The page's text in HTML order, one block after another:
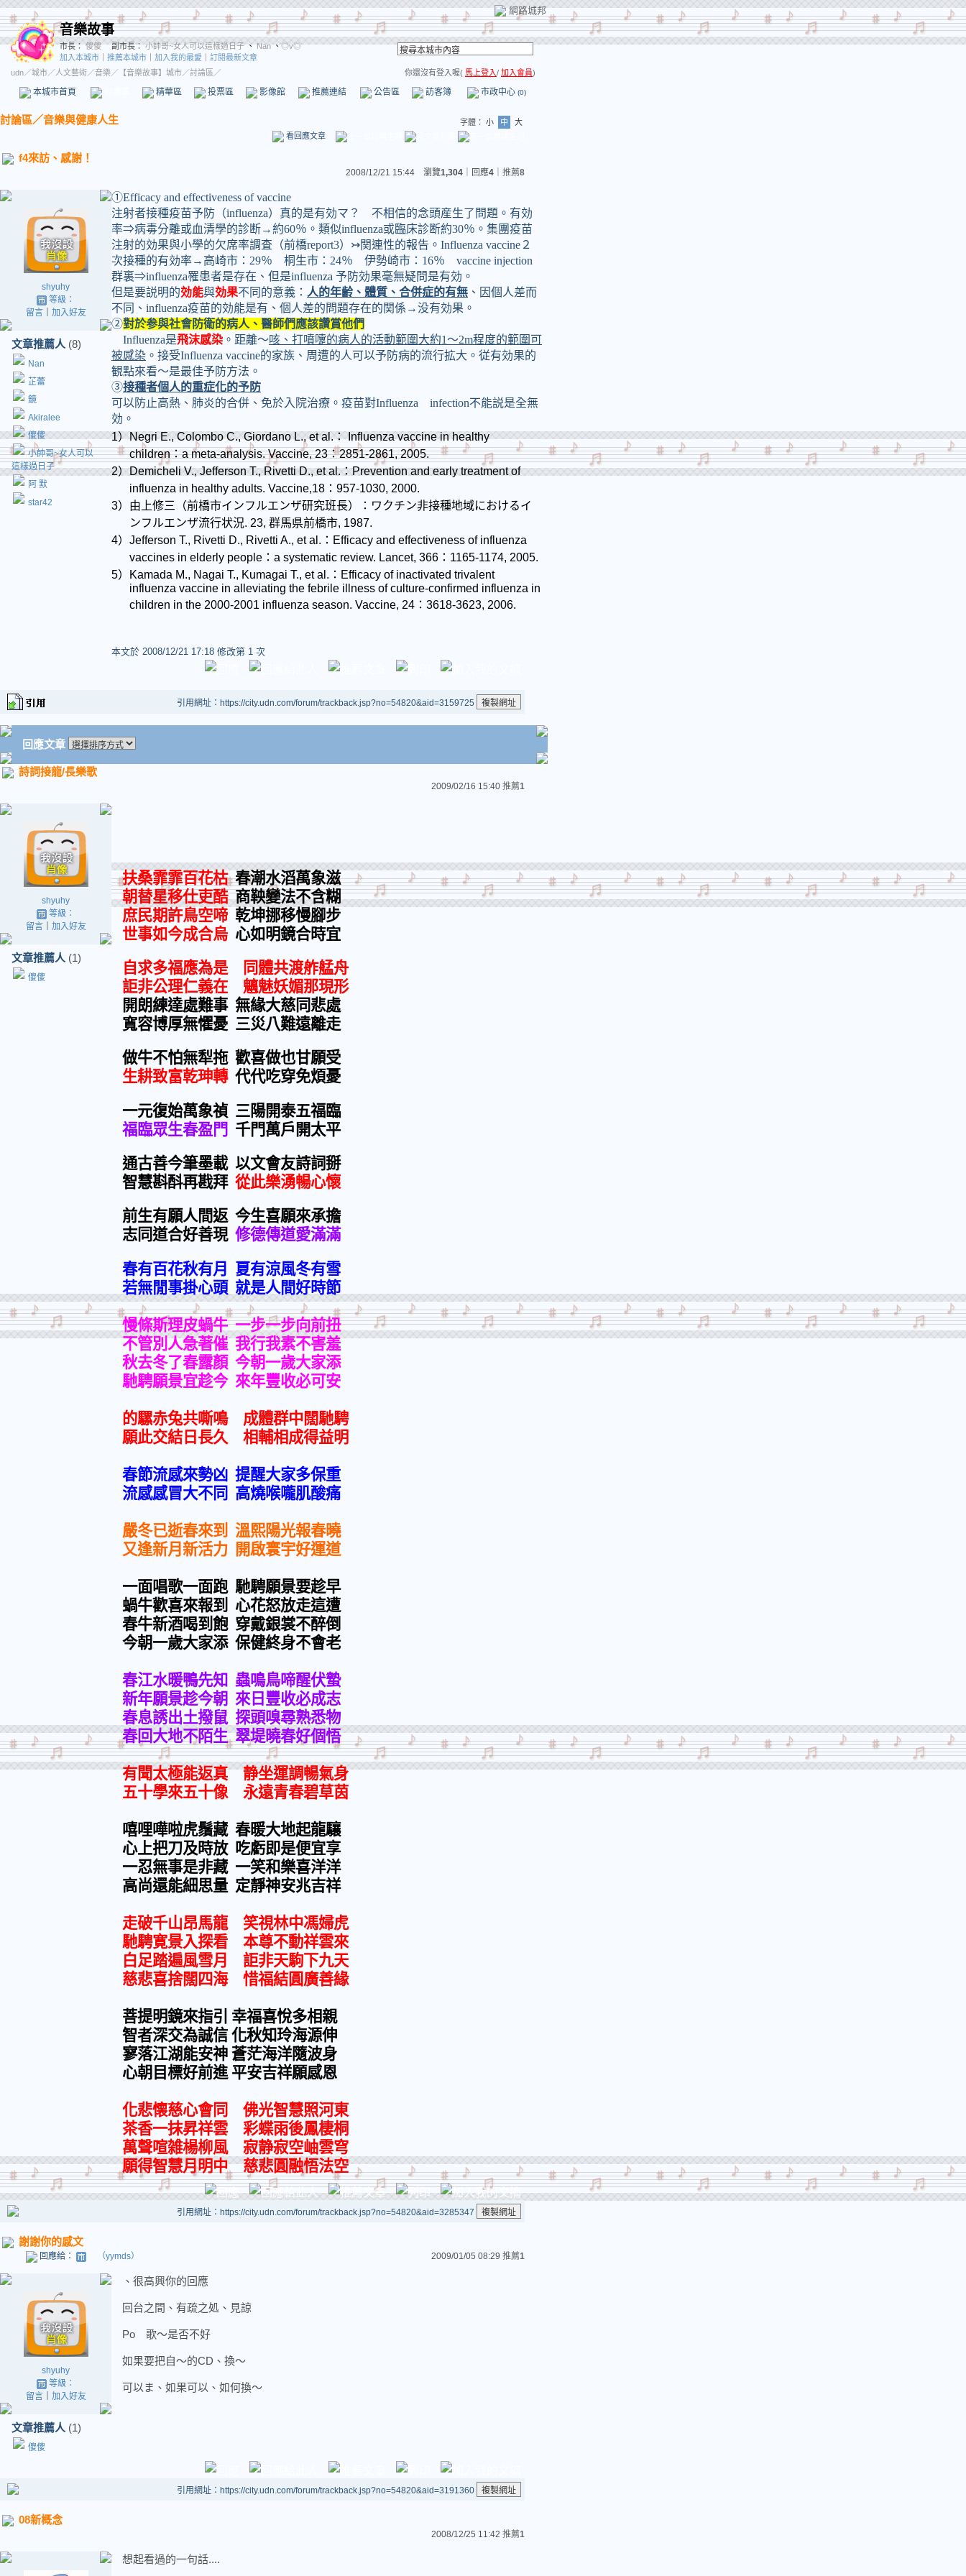
網路城邦
音樂故事
市長： 傻傻 副市長： 小帥哥~女人可以這樣過日子、 Nan、◎v◎
加入本城市
推薦本城市 加入我的最愛
訂閱最新文章
udn／城市／人文藝術／音樂／ 【音樂故事】城市／討論區／ 你還沒有登入喔( 馬上登入/ 加入會員)
本城市首頁 精華區 投票區 影像館 推薦連結 公告區 訪客簿 市政中心 (0)
討論區／音樂與健康人生 字體： 小 中
大
看回應文章
f4來訪、感謝！
2008/12/21 15:44 瀏覽1,304 ｜回應4 推薦8
shyuhy
等級：
留言｜ 加入好友
文章推薦人 (8)
Nan
芷蕾
鏡
Akiralee
傻傻
小帥哥~女人可以
這樣過日子
阿 默
star42
①Efficacy and effectiveness of vaccine
注射者接種疫苗予防（influenza） 真的是有効マ？ 不相信的念頭産生了問題。有効
率⇒病毒分離或血清學的診断→約60％。類似influenza或臨床診断約30％。集團疫苗
注射的効果與小學的欠席率調査（前橋report3）↣関連性的報告。 Influenza vaccine ２
次接種的有効率→高崎市： 29％ 桐生市： 24％ 伊勢崎市： 16％ vaccine injection
群裏⇒influenza罹患者是存在、但是influenza 予防効果毫無疑問是有効。
但是要説明的効能與効果不同的意義： 人的年齢、體質、合併症的有無 、因個人差而
不同、 influenza疫苗的効能是有、個人差的問題存在的関係→没有効果。
②對於参與社會防衛的病人、醫師們應該讚賞他們
Influenza是飛沫感染 。距離～咳、打噴嚔的病人的活動範圍大約1～2m程度的範圍可
被感染 。接受Influenza vaccine的家族、周遭的人可以予防病的流行拡大。従有効果的
観點來看～是最佳予防方法。
③接種者個人的重症化的予防
可以防止高熱、肺炎的合併、免於入院治療。疫苗對Influenza infection不能説是全無
効。
1）Negri E., Colombo C., Giordano L., et al.：Influenza vaccine in healthy
children：a meta-analysis. Vaccine, 23：2851-2861, 2005.
2）Demicheli V., Jefferson T., Rivetti D., et al.：Prevention and early treatment of
influenza in healthy adults. Vaccine,18 ： 957-1030, 2000.
3） 由上修三（前橋市インフルエンザ研究班長）：ワクチン非接種地域におけるイ
ンフルエンザ流行状況. 23, 群馬県前橋市, 1987.
4） Jefferson T., Rivetti D., Rivetti A., et al. ： Efficacy and effectiveness of influenza
vaccines in elderly people ： a systematic review. Lancet, 366 ： 1165-1174, 2005.
5） Kamada M., Nagai T., Kumagai T., et al. ： Efficacy of inactivated trivalent
influenza vaccine in alleviating the febrile illness of culture-confirmed influenza in
children in the 2000-2001 influenza season. Vaccine, 24 ： 3618-3623, 2006.
本文於 2008/12/21 17:18 修改第 1 次
引用網址：https://city.udn.com/forum/trackback.jsp?no=54820&aid=3159725
回應文章
詩詞接龍/長樂歌
2009/02/16 15:40 推薦1
shyuhy
等級：
留言｜ 加入好友
文章推薦人 (1)
傻傻
扶桑霏霏百花枯 春潮水滔萬象滋
朝替星移仕吏酷 商鞅變法不含糊
庶民期許鳥空啼 乾坤挪移慢腳步
世事如今成合烏 心如明鏡合時宜
自求多福應為是 同體共渡舴艋舟
詎非公理仁義在 魑魅妖媚那現形
開朗練達處難事 無緣大慈同悲處
寬容博厚無懼憂 三災八難遠離走
做牛不怕無犁拖 歡喜做也甘願受
生耕致富乾珅轉 代代吃穿免煩憂
一元復始萬象禎 三陽開泰五福臨
福臨眾生春盈門 千門萬戶開太平
通古善今筆墨載 以文會友詩詞掰
智慧斟酙再戡拜 從此樂湧暢心懷
前生有願人間返 今生喜願來承擔
志同道合好善現 修德傳道愛滿滿
春有百花秋有月
夏有涼風冬有雪
若無閒事掛心頭 就是人間好時節
慢條斯理皮蝸牛 一步一步向前扭
不管別人急著催 我行我素不害羞
秋去冬了春露顏 今朝一歲大家添
馳騁願景宜趁今 來年豐收必可安
的騾赤兔共嘶鳴 成體群中闊馳騁
願此交結日長久 相輔相成得益明
春節流感來勢凶 提醒大家多保重
流感感冒大不同
高燒喉嚨肌酸痛
嚴冬已逝春來到
溫熙陽光報春曉
又逢新月新活力 開啟寰宇好運道
一面唱歌一面跑 馳騁願景要趁早
蝸牛歡喜來報到
心花怒放走這遭
春牛新酒喝到飽 穿戴銀裳不醉倒
今朝一歲大家添 保健終身不會老
春江水暖鴨先知 蟲鳴鳥啼醒伏蟄
新年願景趁今朝 來日豐收必成志
春息誘出土撥鼠 探頭嗅尋熟悉物
春回大地不陌生 翠堤曉春好個悟
有聞太極能返真 静坐運調暢氣身
五十學來五十像 永遠青春碧草茵
嘻哩嘩啦虎鬚藏 春暖大地起龍驤
心上把刀及時放 吃虧即是便宜享
一忍無事是非藏 一笑和樂喜洋洋
高尚還能細思量 定靜神安兆吉祥
走破千山昂馬龍 笑視林中馮婦虎
馳騁寛景入探看 本尊不動祥雲來
白足踏遍風雪月 詎非天駒下九天
慈悲喜捨闊四海 惜福結圓廣善緣
菩提明鏡來指引 幸福喜悅多相親
智者深交為誠信 化秋知玲海源伸
寥落江湖能安神 蒼茫海洋隨波身
心朝目標好前進 平安吉祥願感恩
化悲懐慈心會同 佛光智慧照河東
茶香一抹昇祥雲 彩蝶雨後鳳棲桐
萬聲喧雑楊柳風 寂静寂空岫雲穹
願得智慧月明中 慈悲圓融悟法空
引用網址：https://city.udn.com/forum/trackback.jsp?no=54820&aid=3285347
謝謝你的感文
回應給： （yymds） 2009/01/05 08:29 推薦1
shyuhy
等級：
留言｜ 加入好友
文章推薦人 (1)
傻傻
、很高興你的回應
回台之間、有疏之処、見諒
Po 歌～是否不好
如果要把自～的CD、換～
可以ま、如果可以、如何換～
引用網址：https://city.udn.com/forum/trackback.jsp?no=54820&aid=3191360
08新概念
2008/12/25 11:42 推薦1
想起看過的一句話....